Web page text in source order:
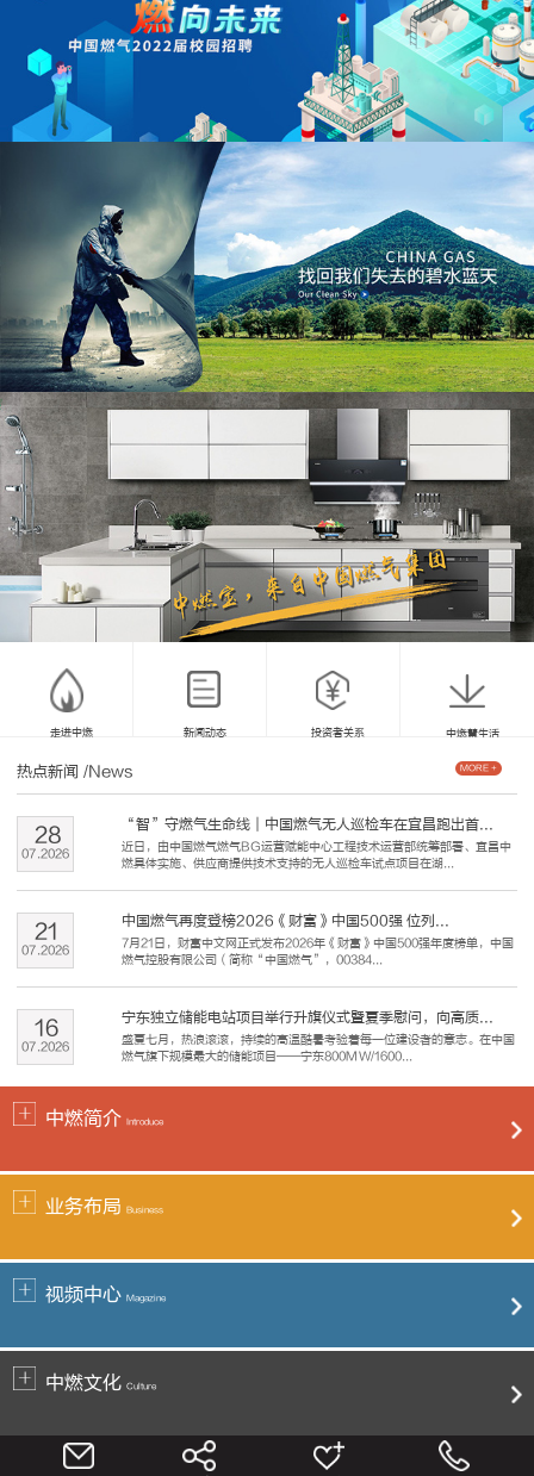
走进中燃 新闻动态 投资者关系 中燃慧生活
热点新闻 /News
“智”守燃气生命线｜中国燃气无人巡检车在宜昌跑出首...
近日，由中国燃气燃气BG运营赋能中心工程技术运营部统筹部署、宜昌中
燃具体实施、供应商提供技术支持的无人巡检车试点项目在湖...
07.2026
28
中国燃气再度登榜2026《财富》中国500强 位列...
7月21日，财富中文网正式发布2026年《财富》中国500强年度榜单，中国
燃气控股有限公司（简称“中国燃气”，00384...
07.2026
21
宁东独立储能电站项目举行升旗仪式暨夏季慰问，向高质...
盛夏七月，热浪滚滚，持续的高温酷暑考验着每一位建设者的意志。在中国
燃气旗下规模最大的储能项目——宁东800MW/1600...
07.2026
16
MORE +
中燃简介 Introduce
业务布局 Business
视频中心 Magazine
中燃文化 Culture